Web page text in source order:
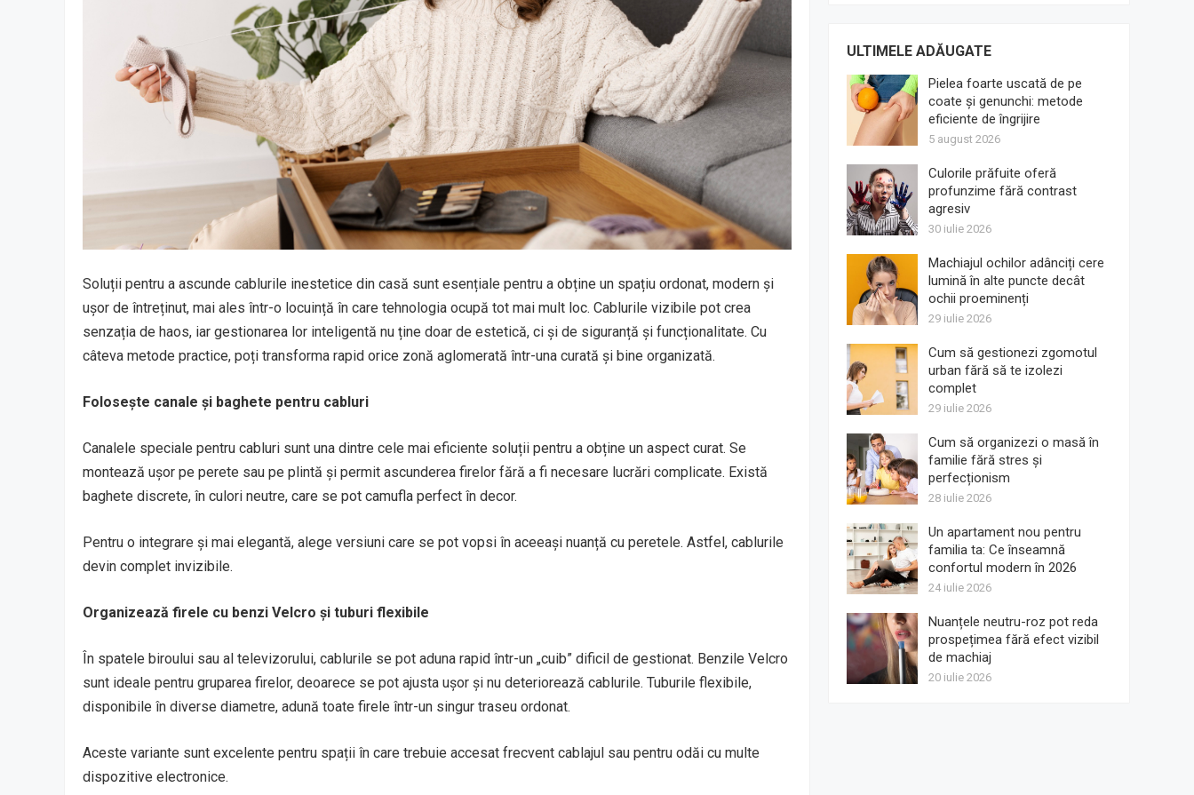
Soluții pentru a ascunde cablurile inestetice din casă sunt esențiale pentru a obține un spațiu ordonat, modern și
ușor de întreținut, mai ales într-o locuință în care tehnologia ocupă tot mai mult loc. Cablurile vizibile pot crea
senzația de haos, iar gestionarea lor inteligentă nu ține doar de estetică, ci și de siguranță și funcționalitate. Cu
câteva metode practice, poți transforma rapid orice zonă aglomerată într-una curată și bine organizată.
Folosește canale și baghete pentru cabluri
Canalele speciale pentru cabluri sunt una dintre cele mai eficiente soluții pentru a obține un aspect curat. Se
montează ușor pe perete sau pe plintă și permit ascunderea firelor fără a fi necesare lucrări complicate. Există
baghete discrete, în culori neutre, care se pot camufla perfect în decor.
Pentru o integrare și mai elegantă, alege versiuni care se pot vopsi în aceeași nuanță cu peretele. Astfel, cablurile
devin complet invizibile.
Organizează firele cu benzi Velcro și tuburi flexibile
În spatele biroului sau al televizorului, cablurile se pot aduna rapid într-un „cuib” dificil de gestionat. Benzile Velcro
sunt ideale pentru gruparea firelor, deoarece se pot ajusta ușor și nu deteriorează cablurile. Tuburile flexibile,
disponibile în diverse diametre, adună toate firele într-un singur traseu ordonat.
Aceste variante sunt excelente pentru spații în care trebuie accesat frecvent cablajul sau pentru odăi cu multe
dispozitive electronice.
ULTIMELE ADĂUGATE
Pielea foarte uscată de pe
coate și genunchi: metode
eficiente de îngrijire
5 august 2026
Culorile prăfuite oferă
profunzime fără contrast
agresiv
30 iulie 2026
Machiajul ochilor adânciți cere
lumină în alte puncte decât
ochii proeminenți
29 iulie 2026
Cum să gestionezi zgomotul
urban fără să te izolezi
complet
29 iulie 2026
Cum să organizezi o masă în
familie fără stres și
perfecționism
28 iulie 2026
Un apartament nou pentru
familia ta: Ce înseamnă
confortul modern în 2026
24 iulie 2026
Nuanțele neutru-roz pot reda
prospețimea fără efect vizibil
de machiaj
20 iulie 2026